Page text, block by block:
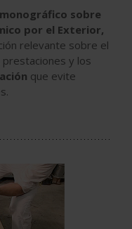
sobre
por el Exterior,
relevante sobre el
y los
que evite